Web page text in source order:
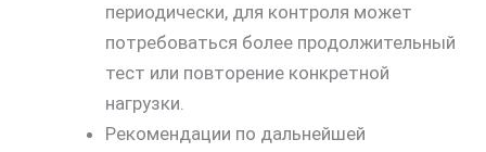
периодически, для контроля может
потребоваться более продолжительный
тест или повторение конкретной
нагрузки.
Рекомендации по дальнейшей